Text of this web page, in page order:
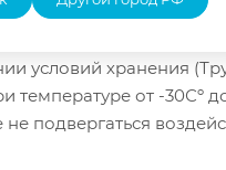
условий хранения
температуре от -30Сº
подвергаться